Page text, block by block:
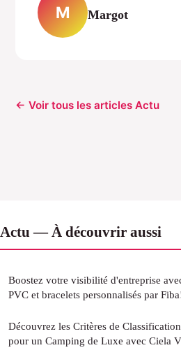
M Margot
← Voir tous les articles Actu
Actu — À découvrir aussi
Boostez votre visibilité d'entreprise
PVC et bracelets personnalisés par
Découvrez les Critères de
pour un Camping de Luxe avec Ciela